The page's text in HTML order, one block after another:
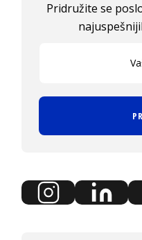
Pridružite se